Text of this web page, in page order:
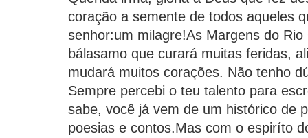
coração a semente de todos aqueles
senhor:um milagre!As Margens do
bálasamo que curará muitas feridas,
mudará muitos corações. Não tenho
Sempre percebi o teu talento para
sabe, você já vem de um histórico de
poesias e contos.Mas com o espiríto